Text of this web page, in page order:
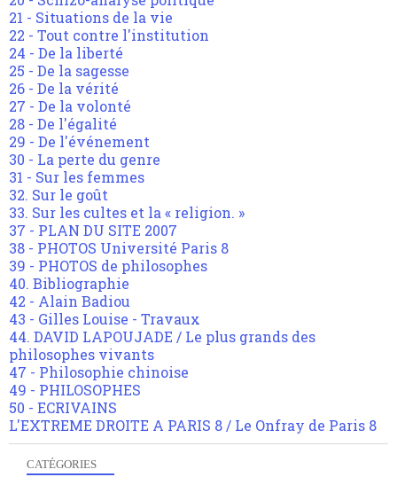
21 - Situations de la vie
22 - Tout contre l'institution
24 - De la liberté
25 - De la sagesse
26 - De la vérité
27 - De la volonté
28 - De l'égalité
29 - De l'événement
30 - La perte du genre
31 - Sur les femmes
32. Sur le goût
33. Sur les cultes et la « religion. »
37 - PLAN DU SITE 2007
38 - PHOTOS Université Paris 8
39 - PHOTOS de philosophes
40. Bibliographie
42 - Alain Badiou
43 - Gilles Louise - Travaux
44. DAVID LAPOUJADE / Le plus grands des
philosophes vivants
47 - Philosophie chinoise
49 - PHILOSOPHES
50 - ECRIVAINS
L'EXTREME DROITE A PARIS 8 / Le Onfray de Paris 8
CATÉGORIES